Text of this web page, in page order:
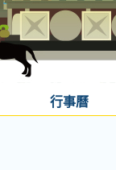
行事曆